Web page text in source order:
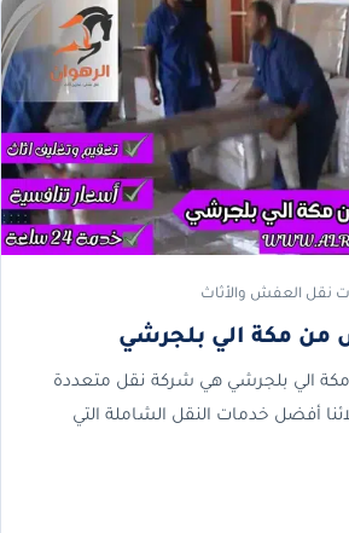
نقل العفش والأثاث
مكة الي بلجرشي
الي بلجرشي هي شركة نقل متعددة
أفضل خدمات النقل الشاملة التي